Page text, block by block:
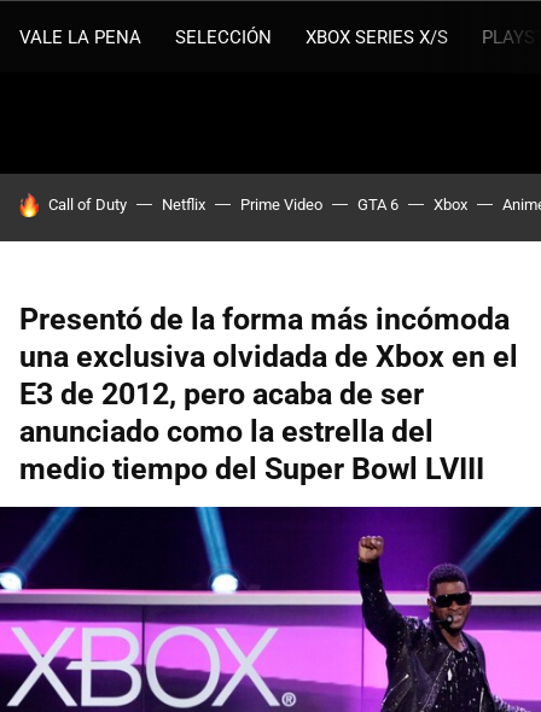
VALE LA PENA SELECCIÓN XBOX SERIES X/S
HOY SE HABLA DE
Call of Duty Netflix Prime Video GTA 6 Xbox
Presentó de la forma más incómoda
una exclusiva olvidada de Xbox en el
E3 de 2012, pero acaba de ser
anunciado como la estrella del
medio tiempo del Super Bowl LVIII